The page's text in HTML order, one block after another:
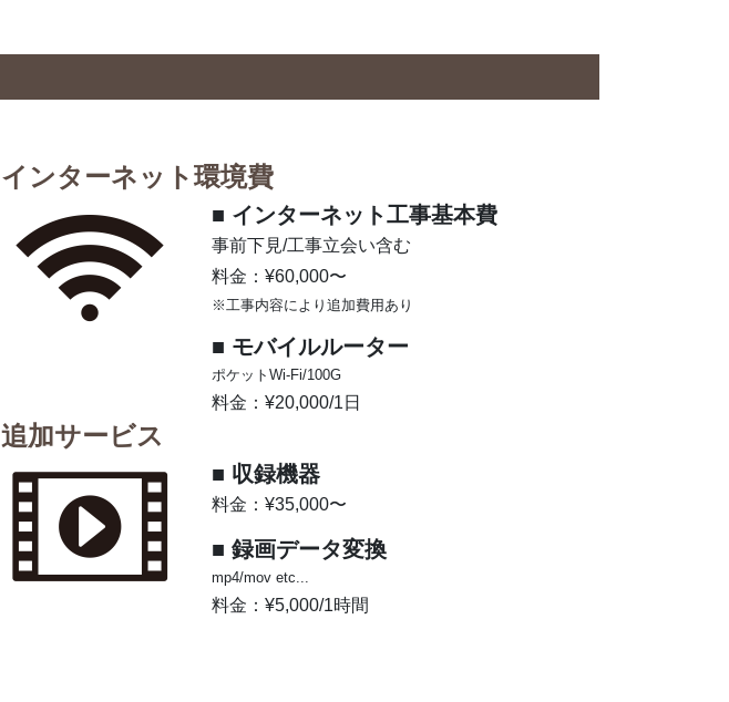
インターネット環境費
■ インターネット工事基本費
事前下見/工事立会い含む
料金：¥60,000〜
※工事内容により追加費用あり
■ モバイルルーター
ポケットWi-Fi/100G
料金：¥20,000/1日
追加サービス
■ 収録機器
料金：¥35,000〜
■ 録画データ変換
mp4/mov etc...
料金：¥5,000/1時間